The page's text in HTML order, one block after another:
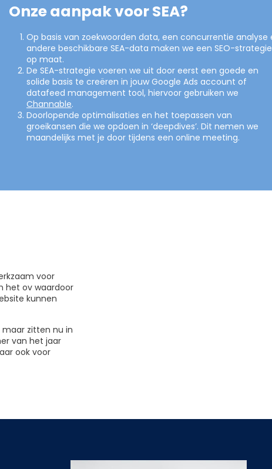
Onze aanpak voor SEA?
Op basis van zoekwoorden data, een concurrentie analyse
andere beschikbare SEA-data maken we een SEO-strategie
op maat.
De SEA-strategie voeren we uit door eerst een goede en
solide basis te creëren in jouw Google Ads account of
datafeed management tool, hiervoor gebruiken we
Channable.
Doorlopende optimalisaties en het toepassen van
groeikansen die we opdoen in ‘deepdives’. Dit nemen we
maandelijks met je door tijdens een online meeting.
voor
het ov waardoor
kunnen
maar zitten nu in
van het jaar
ook voor